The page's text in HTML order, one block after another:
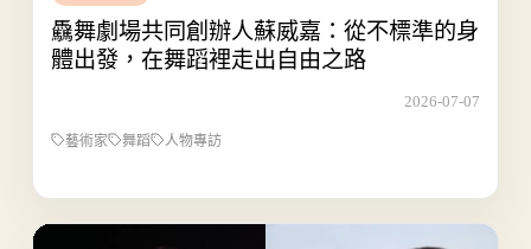
驫舞劇場共同創辦人蘇威嘉：從不標準的身
體出發，在舞蹈裡走出自由之路
2026-07-07
藝術家 舞蹈 人物專訪